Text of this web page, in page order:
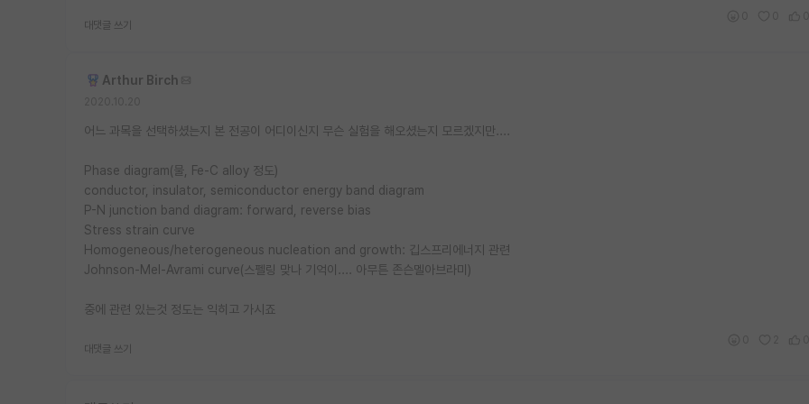
대댓글 쓰기
Arthur Birch
어느 과목을 선택하셨는지 본 전공이 어디이신지 무슨 실험을 해오셨는지 모르겠지만....
Phase diagram(물, Fe-C alloy 정도)
conductor, insulator, semiconductor energy band diagram
P-N junction band diagram: forward, reverse bias
Stress strain curve
Homogeneous/heterogeneous nucleation and growth: 깁스프리에너지 관련
Johnson-Mel-Avrami curve(스펠링 맞나 기억이.... 아무튼 존슨멜아브라미)
중에 관련 있는것 정도는 익히고 가시죠
대댓글 쓰기